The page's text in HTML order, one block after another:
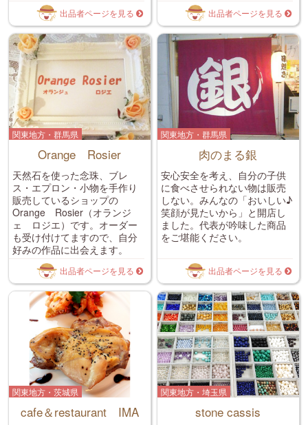
出品者ページを見る 出品者ページを見る
関東地方・群馬県
Orange Rosier
天然石を使った念珠、ブレ
ス・エプロン・小物を手作り
販売しているショップの
Orange Rosier（オランジ
ェ ロジエ）です。オーダー
も受け付けてますので、自分
好みの作品に出会えます。
出品者ページを見る
関東地方・群馬県
肉のまる銀
安心安全を考え、自分の子供
に食べさせられない物は販売
しない。みんなの「おいしい♪
笑顔が見たいから」と開店し
ました。代表が吟味した商品
をご堪能ください。
出品者ページを見る
関東地方・茨城県
cafe＆restaurant IMA
関東地方・埼玉県
stone cassis